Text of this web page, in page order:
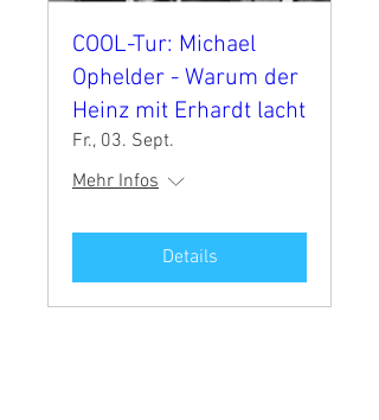
COOL-Tur: Michael
Ophelder - Warum der
Heinz mit Erhardt lacht
Fr., 03. Sept.
Mehr Infos
Details